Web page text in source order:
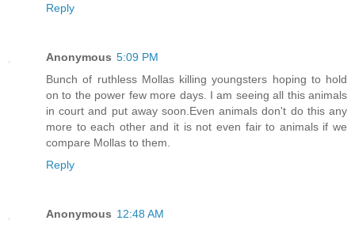
Reply
Anonymous 5:09 PM
Bunch of ruthless Mollas killing youngsters hoping to hold
on to the power few more days. I am seeing all this animals
in court and put away soon.Even animals don't do this any
more to each other and it is not even fair to animals if we
compare Mollas to them.
Reply
Anonymous 12:48 AM